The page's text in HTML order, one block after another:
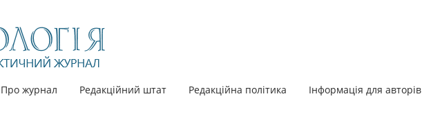
Про журнал Редакційний штат Редакційна політика Інформація для авторів